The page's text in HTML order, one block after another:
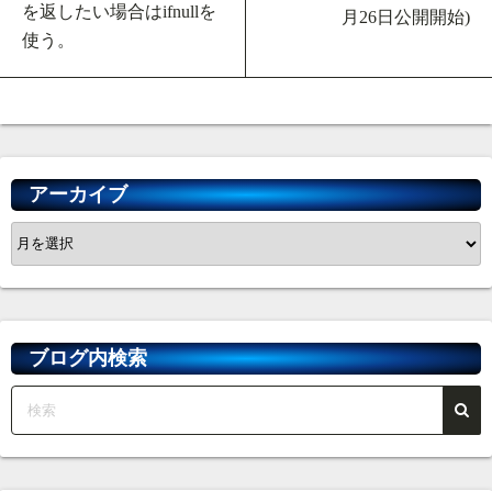
を返したい場合はifnullを
使う。
月26日公開開始)
アーカイブ
ア
ー
カ
イ
ブブログ内検索